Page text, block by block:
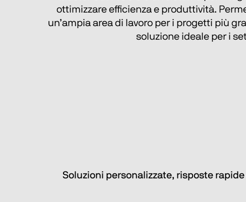
ottimizzare efficienza e produttività.
un’ampia area di lavoro per i progetti più
soluzione ideale per i
Soluzioni personalizzate, risposte